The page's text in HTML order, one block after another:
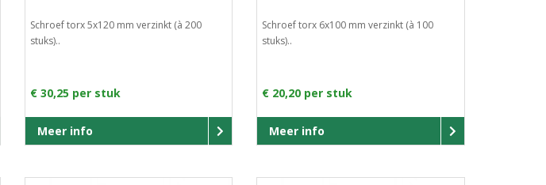
Schroef torx 5x120 mm verzinkt (à 200
stuks)..
€ 30,25 per stuk
Meer info
Schroef torx 6x100 mm verzinkt (à 100
stuks)..
€ 20,20 per stuk
Meer info